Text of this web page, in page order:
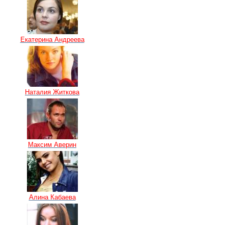
Екатерина Андреева
Наталия Житкова
Максим Аверин
Алина Кабаева